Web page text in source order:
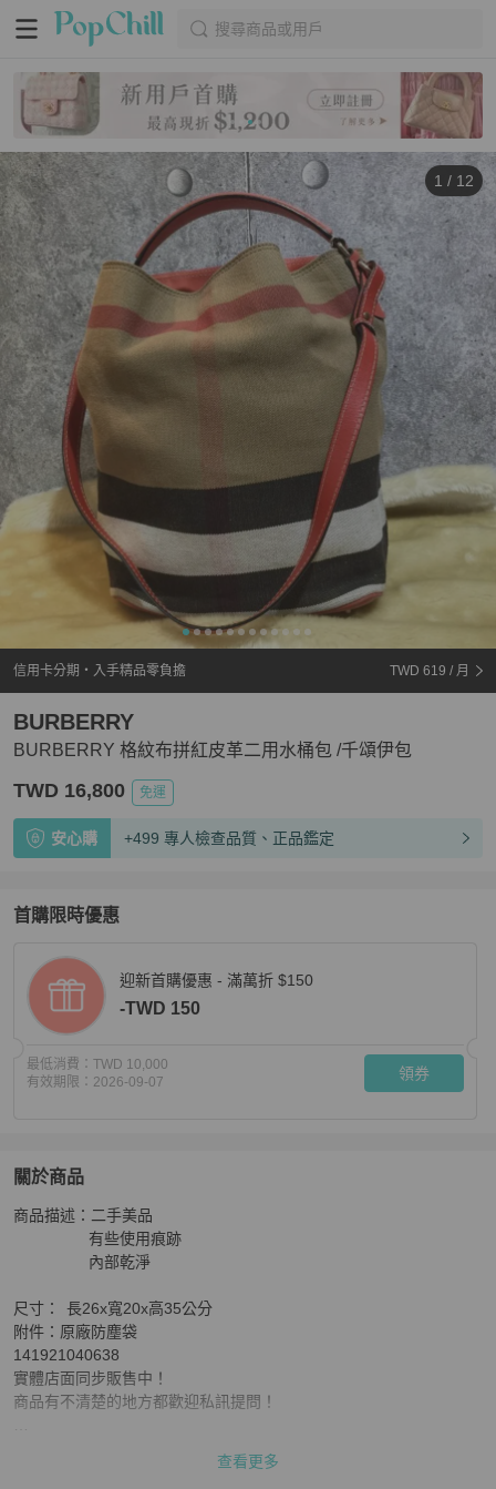
搜尋商品或用戶
1 / 12
信用卡分期・入手精品零負擔 TWD 619 / 月
BURBERRY 格紋布拼紅皮革二用水桶包 /千頌伊包
BURBERRY
TWD 16,800 免運
安心購 +499 專人檢查品質、正品鑑定
首購限時優惠
迎新首購優惠 - 滿萬折 $150
-TWD 150
最低消費： TWD 10,000
有效期限： 2026-09-07 領券
關於商品
關於BURBERRY 格紋布拼紅皮革二用水桶包 /千頌伊包
商品描述：二手美品
                 有些使用痕跡
                 內部乾淨
尺寸：	長26x寬20x高35公分
附件：原廠防塵袋
141921040638
實體店面同步販售中！
商品有不清楚的地方都歡迎私訊提問！
查看更多